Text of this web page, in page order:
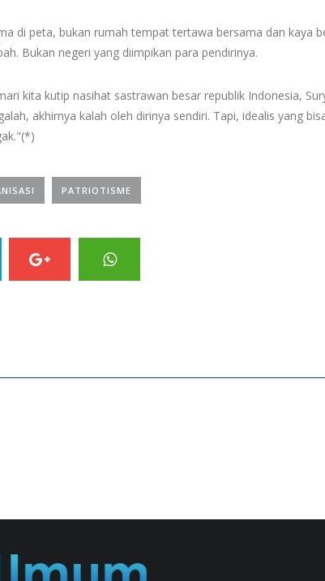
di peta, bukan rumah tempat tertawa bersama dan kaya
Bukan negeri yang diimpikan para pendirinya.
kita kutip nasihat sastrawan besar republik Indonesia,
akhirnya kalah oleh dirinya sendiri. Tapi, idealis yang
PATRIOTISME